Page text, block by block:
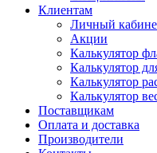
Клиентам
Личный
Акции
Калькулятор
Калькулятор
Калькулятор
Калькулятор
Поставщикам
Оплата и доставка
Производители